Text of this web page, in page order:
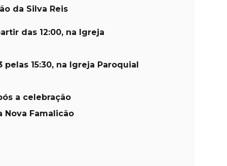
da Silva Reis
das 12:00, na Igreja
pelas 15:30, na Igreja Paroquial
a celebração
Nova Famalicão